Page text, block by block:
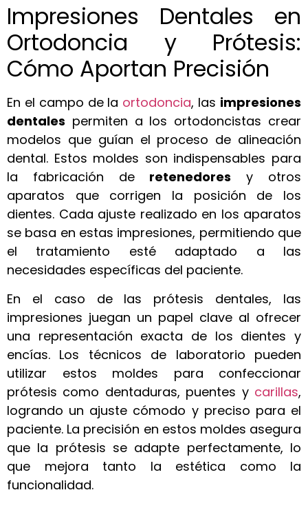
Impresiones Dentales en
Ortodoncia y Prótesis:
Cómo Aportan Precisión
En el campo de la ortodoncia, las impresiones
dentales permiten a los ortodoncistas crear
modelos que guían el proceso de alineación
dental. Estos moldes son indispensables para
la fabricación de retenedores y otros
aparatos que corrigen la posición de los
dientes. Cada ajuste realizado en los aparatos
se basa en estas impresiones, permitiendo que
el tratamiento esté adaptado a las
necesidades específicas del paciente.
En el caso de las prótesis dentales, las
impresiones juegan un papel clave al ofrecer
una representación exacta de los dientes y
encías. Los técnicos de laboratorio pueden
utilizar estos moldes para confeccionar
prótesis como dentaduras, puentes y carillas,
logrando un ajuste cómodo y preciso para el
paciente. La precisión en estos moldes asegura
que la prótesis se adapte perfectamente, lo
que mejora tanto la estética como la
funcionalidad.